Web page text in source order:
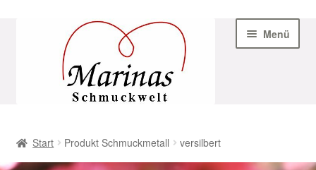
Navigation
Menü
AGB
Start Produkt Schmuckmetall versilbert